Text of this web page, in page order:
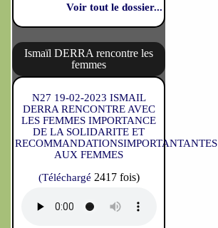
Voir tout le dossier...
Ismaïl DERRA rencontre les
femmes
N27 19-02-2023 ISMAIL
DERRA RENCONTRE AVEC
LES FEMMES IMPORTANCE
DE LA SOLIDARITE ET
RECOMMANDATIONSIMPORTANTANTES
AUX FEMMES
(Téléchargé 2417 fois)